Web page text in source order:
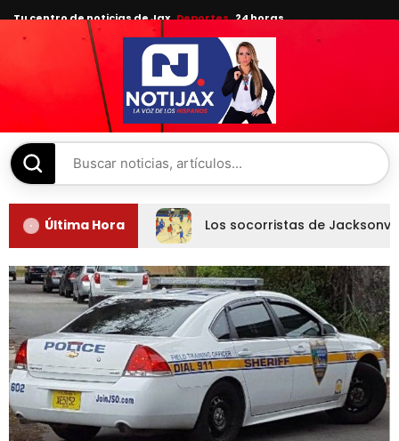
Tu centro de noticias de Jax Deportes 24 horas.
Última Hora Los socorristas de